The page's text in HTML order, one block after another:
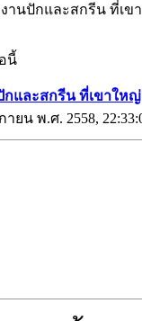
นปักและสกรีน ที่เข
นี้
และสกรีน ที่เขาใหญ่
ยน พ.ศ. 2558,